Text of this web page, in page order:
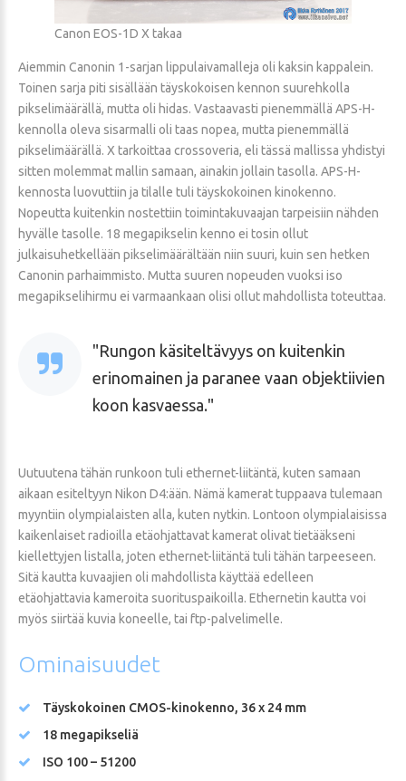
Canon EOS-1D X takaa
Aiemmin Canonin 1-sarjan lippulaivamalleja oli kaksin kappalein.
Toinen sarja piti sisällään täyskokoisen kennon suurehkolla
pikselimäärällä, mutta oli hidas. Vastaavasti pienemmällä APS-H-
kennolla oleva sisarmalli oli taas nopea, mutta pienemmällä
pikselimäärällä. X tarkoittaa crossoveria, eli tässä mallissa yhdistyi
sitten molemmat mallin samaan, ainakin jollain tasolla. APS-H-
kennosta luovuttiin ja tilalle tuli täyskokoinen kinokenno.
Nopeutta kuitenkin nostettiin toimintakuvaajan tarpeisiin nähden
hyvälle tasolle. 18 megapikselin kenno ei tosin ollut
julkaisuhetkellään pikselimäärältään niin suuri, kuin sen hetken
Canonin parhaimmisto. Mutta suuren nopeuden vuoksi iso
megapikselihirmu ei varmaankaan olisi ollut mahdollista toteuttaa.
Rungon käsiteltävyys on kuitenkin
erinomainen ja paranee vaan objektiivien
koon kasvaessa.
Uutuutena tähän runkoon tuli ethernet-liitäntä, kuten samaan
aikaan esiteltyyn Nikon D4:ään. Nämä kamerat tuppaava tulemaan
myyntiin olympialaisten alla, kuten nytkin. Lontoon olympialaisissa
kaikenlaiset radioilla etäohjattavat kamerat olivat tietääkseni
kiellettyjen listalla, joten ethernet-liitäntä tuli tähän tarpeeseen.
Sitä kautta kuvaajien oli mahdollista käyttää edelleen
etäohjattavia kameroita suorituspaikoilla. Ethernetin kautta voi
myös siirtää kuvia koneelle, tai ftp-palvelimelle.
Ominaisuudet
Täyskokoinen CMOS-kinokenno, 36 x 24 mm
18 megapikseliä
ISO 100 – 51200